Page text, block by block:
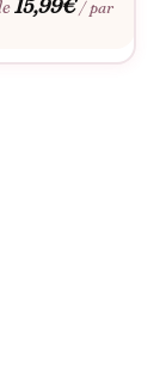
15,99€ / par